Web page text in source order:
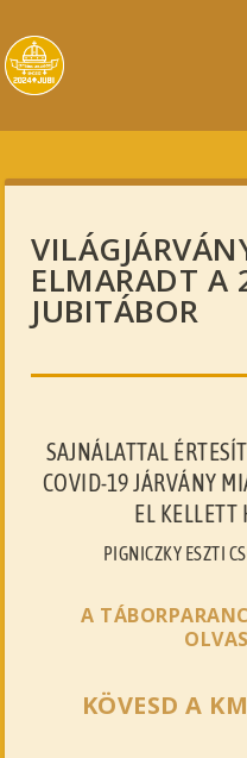
ELMARADT A
JUBITÁBOR
SAJNÁLATTAL
COVID-19 JÁRVÁNY
EL
PIGNICZKY ESZTI
A
KÖVESD A